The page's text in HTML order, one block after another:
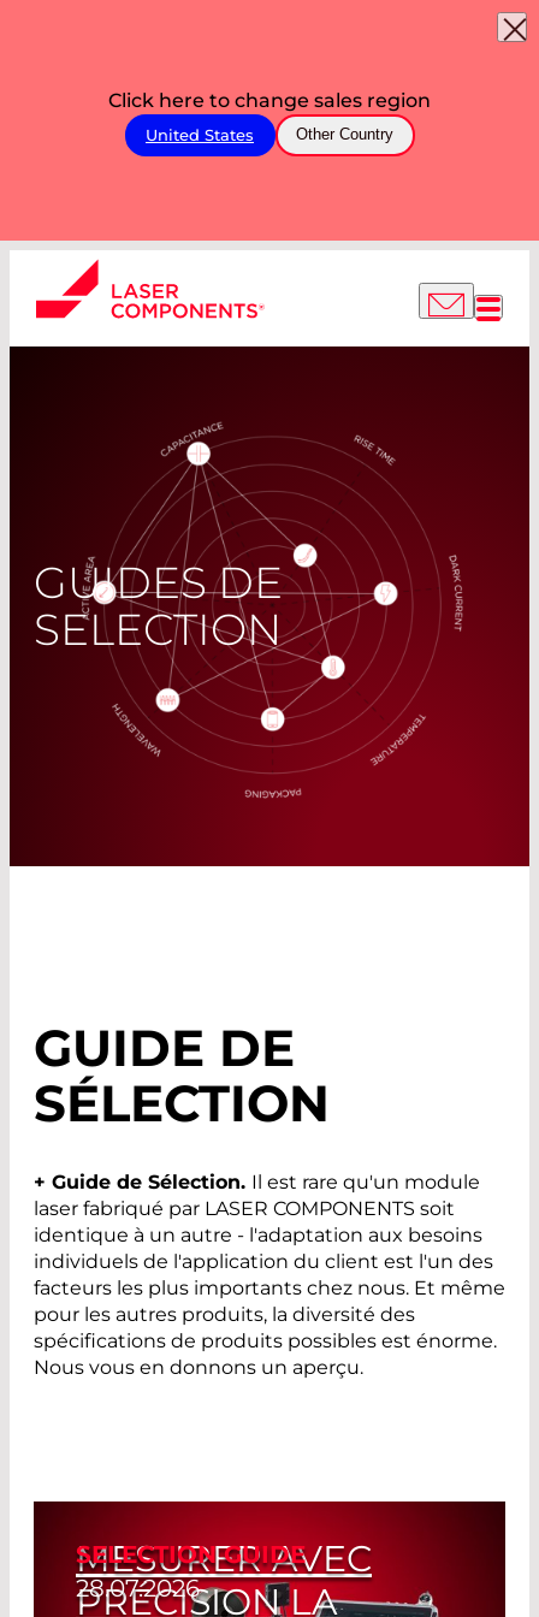
Click here to change sales region
United States Other Country
GUIDES DE
SELECTION
GUIDE DE
SÉLECTION
+ Guide de Sélection. Il est rare qu'un module
laser fabriqué par LASER COMPONENTS soit
identique à un autre - l'adaptation aux besoins
individuels de l'application du client est l'un des
facteurs les plus importants chez nous. Et même
pour les autres produits, la diversité des
spécifications de produits possibles est énorme.
Nous vous en donnons un aperçu.
SELECTION GUIDE
28.07.2026
MESURER AVEC
PRÉCISION LA